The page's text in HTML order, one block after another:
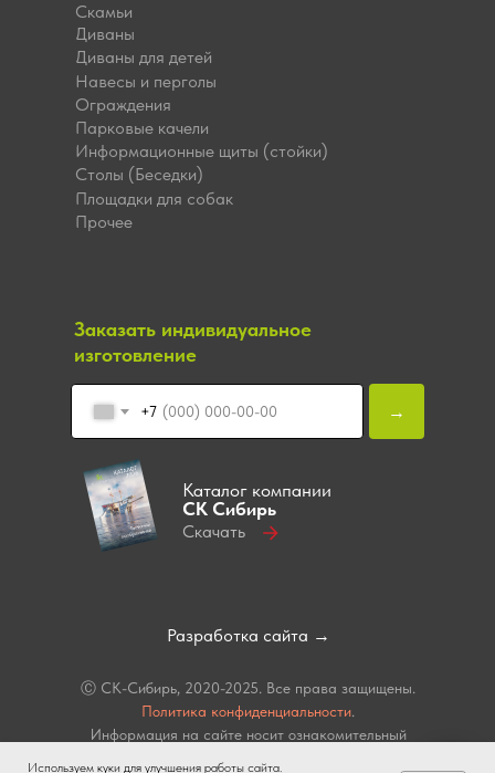
Используем куки для улучшения работы сайта.
Ⓒ СК-Сибирь, 2020-2025. Все права защищены.
Политика конфиденциальности.
Информация на сайте носит ознакомительный
характер и не является публичной офертой,
Каталог компании
СК Сибирь
Скачать
Заказать индивидуальное
изготовление
+7 →
Диваны
Диваны для детей
Информационные щиты (стойки)
Ограждения
Парковые качели
Площадки для собак
Прочее
Скамьи
Навесы и перголы
Столы (Беседки)
Разработка сайта →